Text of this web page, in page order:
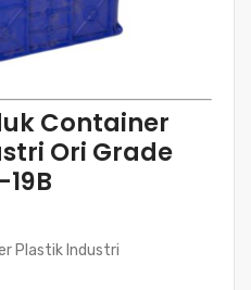
Container
Ori Grade
Plastik Industri